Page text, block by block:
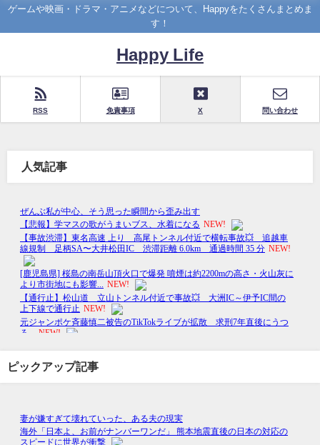
ゲームや映画・ドラマ・アニメなどについて、Happyをたくさんまとめま
す！
Happy Life
RSS 免責事項 X 問い合わせ
人気記事
ピックアップ記事